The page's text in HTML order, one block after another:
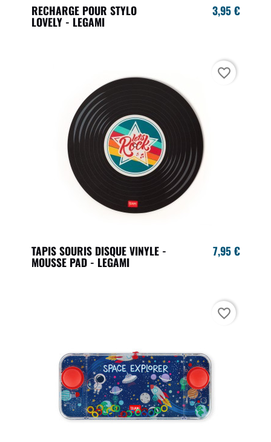
RECHARGE POUR STYLO
LOVELY - LEGAMI
3,95 €
TAPIS SOURIS DISQUE VINYLE -
MOUSSE PAD - LEGAMI
7,95 €
favorite_border
favorite_border